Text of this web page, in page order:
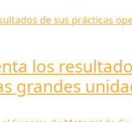
los
grandes